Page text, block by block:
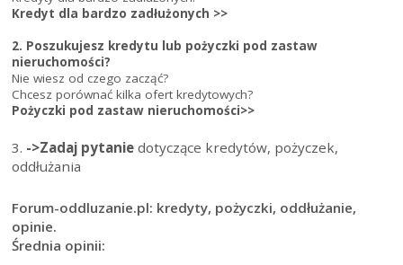
Kredyt dla bardzo zadłużonych >>
2. Poszukujesz kredytu lub pożyczki pod zastaw
nieruchomości?
Nie wiesz od czego zacząć?
Chcesz porównać kilka ofert kredytowych?
Pożyczki pod zastaw nieruchomości>>
3. ->Zadaj pytanie dotyczące kredytów, pożyczek,
oddłużania
Forum-oddluzanie.pl: kredyty, pożyczki, oddłużanie,
opinie.
Średnia opinii: